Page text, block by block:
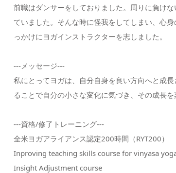
前職はダンサーをしておりました。周りに負け
ていました。そんな時に怪我をしてしまい、心
っかけにヨガインストラクターを志しました。
---メッセージ---
私にとってヨガは、自分自身を良い方向へと成
ることで自分の小さな変化に気づき、その成長
---資格/修了トレーニング---
全米ヨガアライアンス認定200時間（RYT200）
Inproving teaching skills course for vinyasa
Insight Adjustment course